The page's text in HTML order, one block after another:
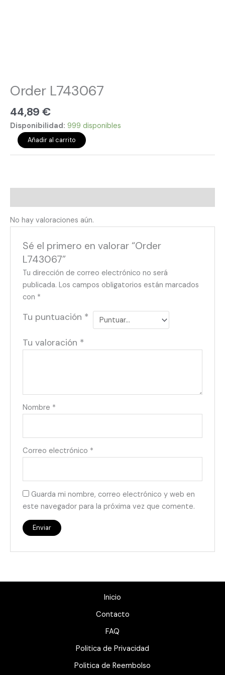
Order L743067
44,89 €
Disponibilidad: 999 disponibles
Añadir al carrito
No hay valoraciones aún.
Sé el primero en valorar “Order
L743067”
Tu dirección de correo electrónico no será
publicada. Los campos obligatorios están marcados
con *
Tu puntuación *
Tu valoración *
Nombre *
Correo electrónico *
Guarda mi nombre, correo electrónico y web en
este navegador para la próxima vez que comente.
Inicio
Contacto
FAQ
Politica de Privacidad
Politica de Reembolso